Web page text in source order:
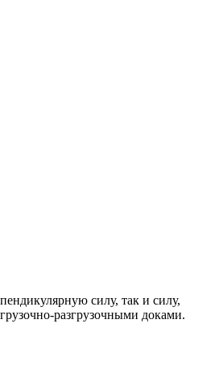
силу, так и силу,
разгрузочными доками.